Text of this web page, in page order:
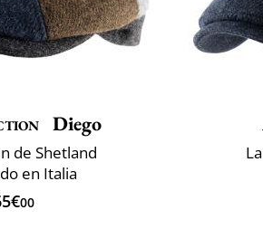
Diego
de Shetland
en Italia
00